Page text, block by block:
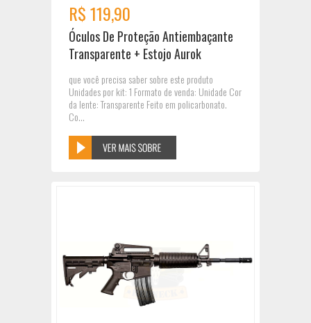
R$ 119,90
Óculos De Proteção Antiembaçante
Transparente + Estojo Aurok
que você precisa saber sobre este produto
Unidades por kit: 1 Formato de venda: Unidade Cor
da lente: Transparente Feito em policarbonato.
Co...